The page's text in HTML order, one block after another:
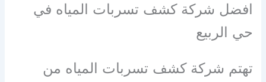
افضل شركة كشف تسربات المياه في
حي الربيع
تهتم شركة كشف تسربات المياه من